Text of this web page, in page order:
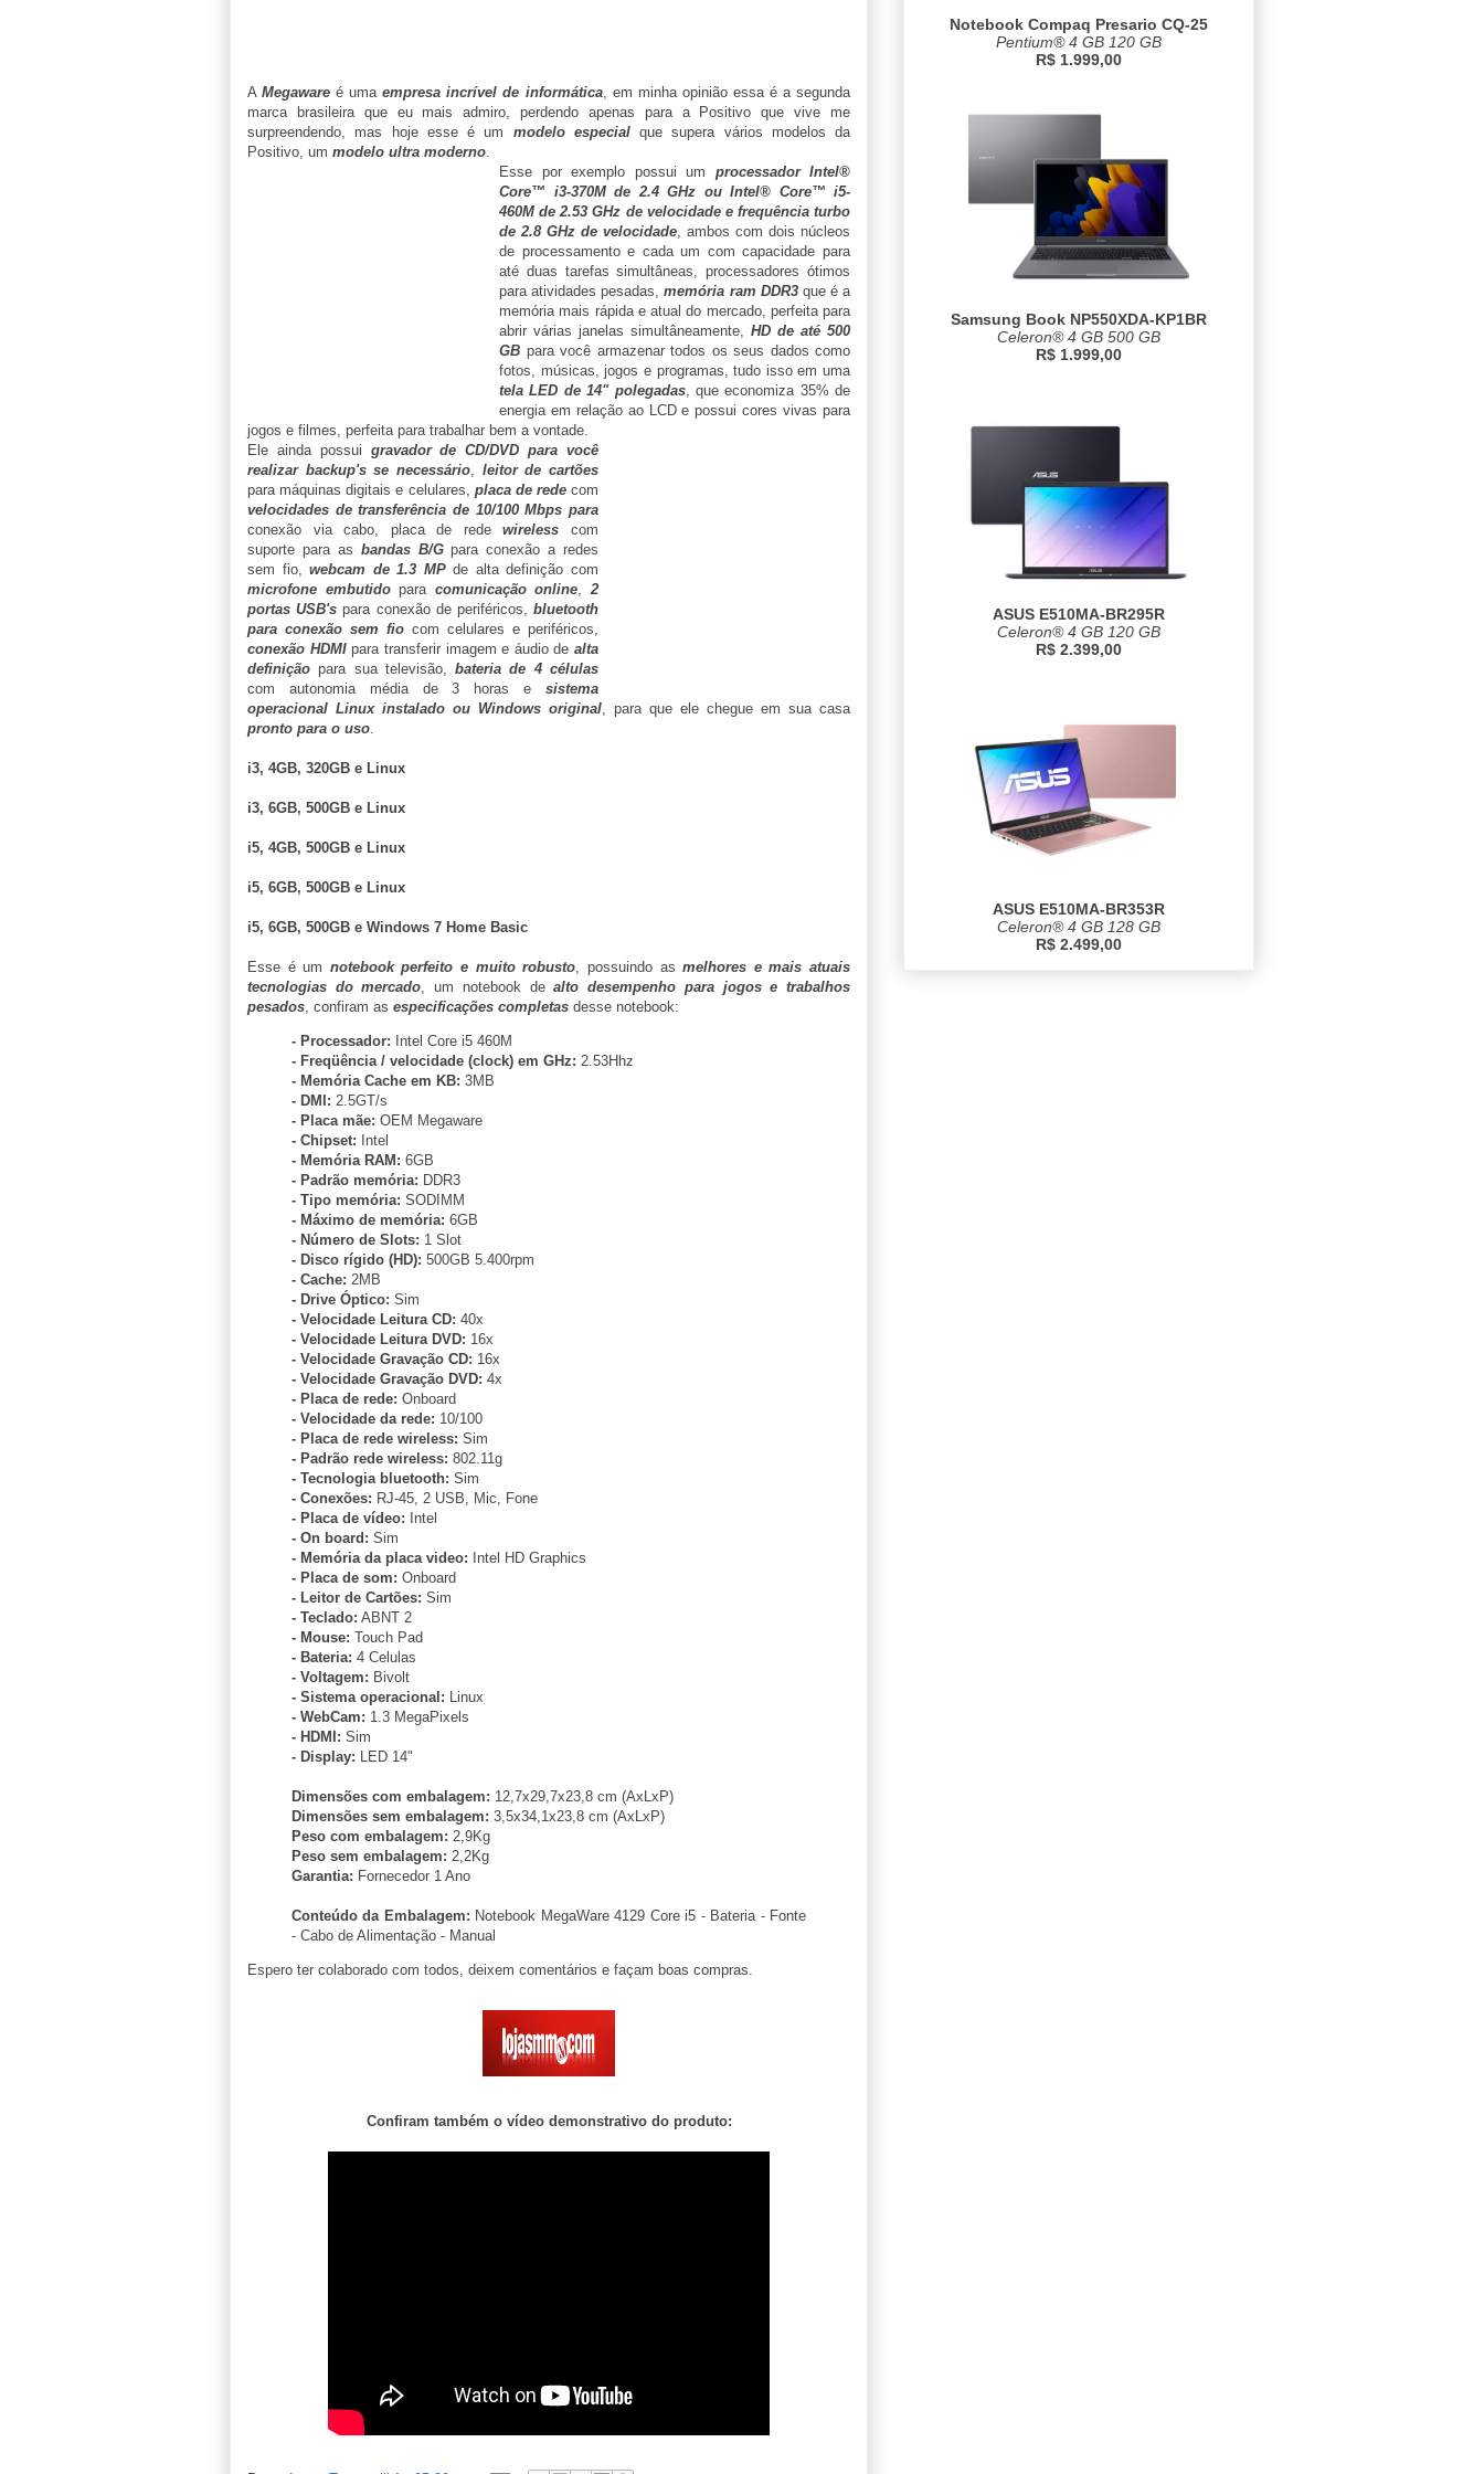
AMegawareé umaempresa incrível de informática, em minha opinião essa é a segunda
marca brasileira que eu mais admiro, perdendo apenas para a Positivo que vive me
surpreendendo, mas hoje esse é um modelo especial que supera vários modelos da
Positivo, um modelo ultra moderno.
Esse por exemplo possui um processador Intel®
Core™ i3-370M de 2.4 GHz ou Intel® Core™ i5-
460M de 2.53 GHz de velocidade e frequência turbo
de 2.8 GHz de velocidade, ambos com dois núcleos
de processamento e cada um com capacidade para
até duas tarefas simultâneas, processadores ótimos
para atividades pesadas,memória ram DDR3que é a
memória mais rápida e atual do mercado, perfeita para
abrir várias janelas simultâneamente, HD de até 500
GB para você armazenar todos os seus dados como
fotos, músicas, jogos e programas, tudo isso em uma
tela LED de 14" polegadas, que economiza 35% de
energia em relação ao LCD e possui cores vivas para
jogos e filmes, perfeita para trabalhar bem a vontade.
Ele ainda possui gravador de CD/DVD para você
realizar backup's se necessário, leitor de cartões
para máquinas digitais e celulares, placa de redecom
velocidades de transferência de 10/100 Mbps para
conexão via cabo, placa de redewireless com
suporte para as bandas B/Gpara conexão a redes
sem fio,webcam de 1.3 MPde alta definição com
microfone embutidopara comunicação online,2
portas USB's para conexão de periféricos,bluetooth
para conexão sem fio com celulares e periféricos,
conexão HDMIpara transferir imagem e áudio de alta
definição para sua televisão,bateria de 4 células
com autonomia média de 3 horas e sistema
operacional Linux instalado ou Windows original, para que ele chegue em sua casa
pronto para o uso.
i3, 4GB, 320GB e Linux
i3, 6GB, 500GB e Linux
i5, 4GB, 500GB e Linux
i5, 6GB, 500GB e Linux
i5, 6GB, 500GB e Windows 7 Home Basic
Esse é um notebook perfeito e muito robusto, possuindo asmelhores e mais atuais
tecnologias do mercado, um notebook dealto desempenho para jogos e trabalhos
pesados, confiram as especificações completas desse notebook:
- Processador: Intel Core i5 460M
- Freqüência / velocidade (clock) em GHz: 2.53Hhz
- Memória Cache em KB: 3MB
- DMI: 2.5GT/s
- Placa mãe: OEM Megaware
- Chipset: Intel
- Memória RAM: 6GB
- Padrão memória: DDR3
- Tipo memória: SODIMM
- Máximo de memória: 6GB
- Número de Slots: 1 Slot
- Disco rígido (HD): 500GB 5.400rpm
- Cache: 2MB
- Drive Óptico: Sim
- Velocidade Leitura CD: 40x
- Velocidade Leitura DVD: 16x
- Velocidade Gravação CD: 16x
- Velocidade Gravação DVD: 4x
- Placa de rede: Onboard
- Velocidade da rede: 10/100
- Placa de rede wireless: Sim
- Padrão rede wireless: 802.11g
- Tecnologia bluetooth: Sim
- Conexões: RJ-45, 2 USB, Mic, Fone
- Placa de vídeo: Intel
- On board: Sim
- Memória da placa video: Intel HD Graphics
- Placa de som: Onboard
- Leitor de Cartões: Sim
- Teclado: ABNT 2
- Mouse: Touch Pad
- Bateria: 4 Celulas
- Voltagem: Bivolt
- Sistema operacional: Linux
- WebCam: 1.3 MegaPixels
- HDMI: Sim
- Display: LED 14"
Dimensões com embalagem: 12,7x29,7x23,8 cm (AxLxP)
Dimensões sem embalagem: 3,5x34,1x23,8 cm (AxLxP)
Peso com embalagem: 2,9Kg
Peso sem embalagem: 2,2Kg
Garantia: Fornecedor 1 Ano
Conteúdo da Embalagem: Notebook MegaWare 4129 Core i5 - Bateria - Fonte
- Cabo de Alimentação - Manual
Espero ter colaborado com todos, deixem comentários e façam boas compras.
Confiram também o vídeo demonstrativo do produto:
Notebook Compaq Presario CQ-25
Pentium® 4 GB 120 GB
R$ 1.999,00
Samsung Book NP550XDA-KP1BR
Celeron® 4 GB 500 GB
R$ 1.999,00
ASUS E510MA-BR295R
Celeron® 4 GB 120 GB
R$ 2.399,00
ASUS E510MA-BR353R
Celeron® 4 GB 128 GB
R$ 2.499,00